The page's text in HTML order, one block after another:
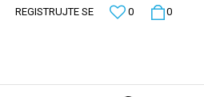
0
0
REGISTRUJTE SE